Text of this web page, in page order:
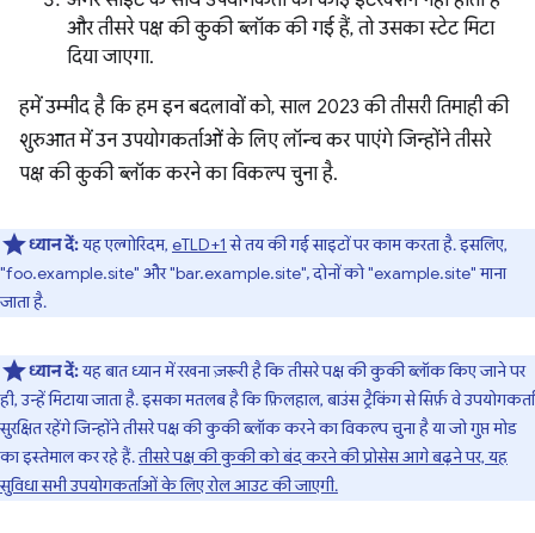
और तीसरे पक्ष की कुकी ब्लॉक की गई हैं, तो उसका स्टेट मिटा
दिया जाएगा.
हमें उम्मीद है कि हम इन बदलावों को, साल 2023 की तीसरी तिमाही की
शुरुआत में उन उपयोगकर्ताओं के लिए लॉन्च कर पाएंगे जिन्होंने तीसरे
पक्ष की कुकी ब्लॉक करने का विकल्प चुना है.
ध्यान दें:यह एल्गोरिदम, eTLD+1 से तय की गई साइटों पर काम करता है. इसलिए,
"foo.example.site" और "bar.example.site", दोनों को "example.site" माना
जाता है.
ध्यान दें:यह बात ध्यान में रखना ज़रूरी है कि तीसरे पक्ष की कुकी ब्लॉक किए जाने पर
ही, उन्हें मिटाया जाता है. इसका मतलब है कि फ़िलहाल, बाउंस ट्रैकिंग से सिर्फ़ वे उपयोगकर्ता
सुरक्षित रहेंगे जिन्होंने तीसरे पक्ष की कुकी ब्लॉक करने का विकल्प चुना है या जो गुप्त मोड
का इस्तेमाल कर रहे हैं.तीसरे पक्ष की कुकी को बंद करने की प्रोसेस आगे बढ़ने पर, यह
सुविधा सभी उपयोगकर्ताओं के लिए रोल आउट की जाएगी.